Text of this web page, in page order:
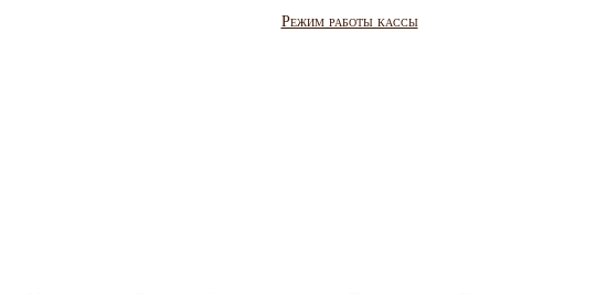
Режим работы кассы